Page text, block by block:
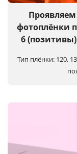
фотоплёнки
6
Тип плёнки: 120,